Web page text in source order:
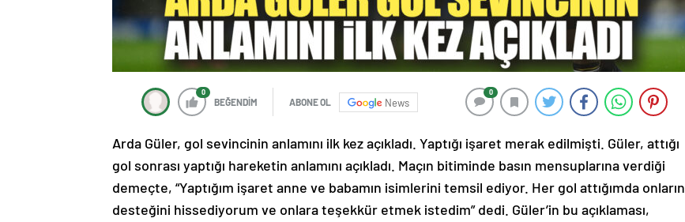
0
BEĞENDİM ABONE OL News
0
Arda Güler, gol sevincinin anlamını ilk kez açıkladı. Yaptığı işaret merak edilmişti. Güler, attığı
gol sonrası yaptığı hareketin anlamını açıkladı. Maçın bitiminde basın mensuplarına verdiği
demeçte, “Yaptığım işaret anne ve babamın isimlerini temsil ediyor. Her gol attığımda onların
desteğini hissediyorum ve onlara teşekkür etmek istedim” dedi. Güler’in bu açıklaması,